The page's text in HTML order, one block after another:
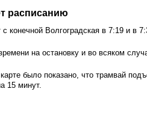
расписанию
конечной Волгоградская в 7:19 и в
на остановку и во всяком
было показано, что трамвай
15 минут.